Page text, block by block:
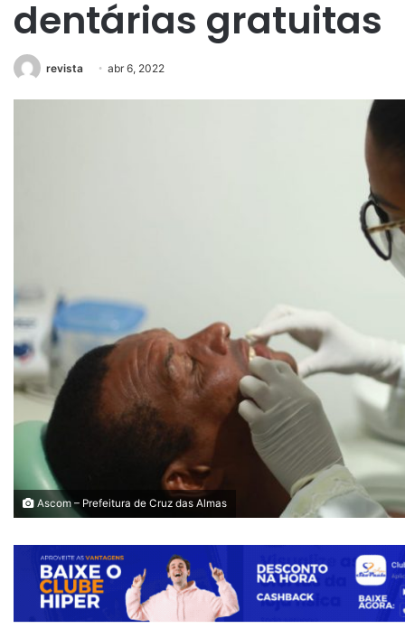
dentárias gratuitas
revista abr 6, 2022
Ascom – Prefeitura de Cruz das Almas